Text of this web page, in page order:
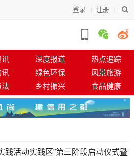
登录 注册
讯 深度报道
热点追踪
讯 绿色环保
风景旅游
法 乡村振兴 食品健康
践活动实践区”第三阶段启动仪式暨